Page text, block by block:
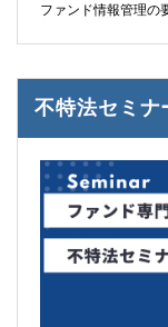
ファンド情報管理の
不特法セミナ